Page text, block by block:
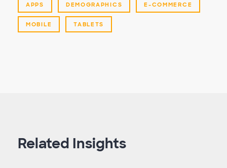
APPS DEMOGRAPHICS E-COMMERCE
MOBILE TABLETS
Related Insights